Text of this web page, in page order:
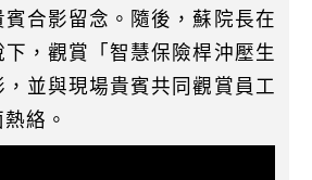
合影留念。隨後，蘇院長在
，觀賞「智慧保險桿沖壓生
並與現場貴賓共同觀賞員工
絡。